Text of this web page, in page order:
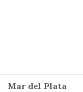
Mar del Plata